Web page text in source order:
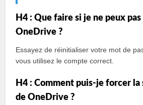
H4 : Que faire si je ne peux
OneDrive ?
Essayez de réinitialiser votre mot de
vous utilisez le compte correct.
H4 : Comment puis-je forcer
de OneDrive ?